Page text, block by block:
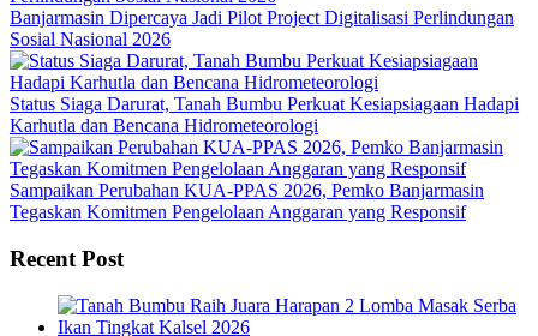
Banjarmasin Dipercaya Jadi Pilot Project Digitalisasi Perlindungan
Sosial Nasional 2026
Status Siaga Darurat, Tanah Bumbu Perkuat Kesiapsiagaan Hadapi
Karhutla dan Bencana Hidrometeorologi
Sampaikan Perubahan KUA-PPAS 2026, Pemko Banjarmasin
Tegaskan Komitmen Pengelolaan Anggaran yang Responsif
Recent Post